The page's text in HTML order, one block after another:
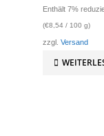
Enthält 7%
(€8,54/ 100 g)
zzgl. Versand